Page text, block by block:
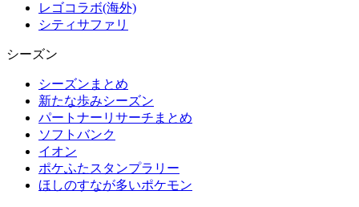
レゴコラボ(海外)
シティサファリ
シーズン
シーズンまとめ
新たな歩みシーズン
パートナーリサーチまとめ
ソフトバンク
イオン
ポケふたスタンプラリー
ほしのすなが多いポケモン